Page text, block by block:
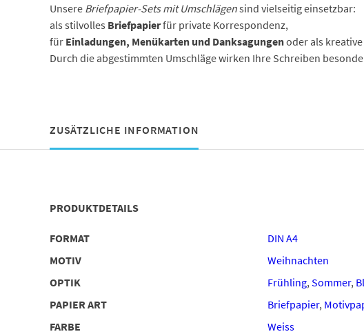
Unsere Briefpapier-Sets mit Umschlägensind vielseitig einsetzbar:
als stilvolles Briefpapierfür private Korrespondenz,
für Einladungen, Menükarten und Danksagungenoder als
Durch die abgestimmten Umschläge wirken Ihre Schreiben
ZUSÄTZLICHE INFORMATION
PRODUKTDETAILS
FORMAT
DIN A4
MOTIV
Weihnachten
OPTIK
Frühling, Sommer,
PAPIER ART
Briefpapier,
FARBE
Weiss